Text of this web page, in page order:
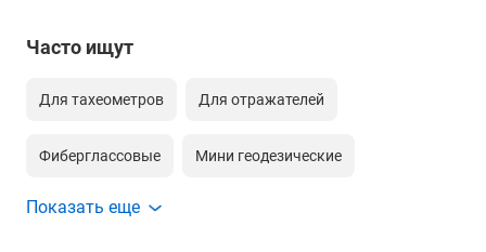
Часто ищут
Для тахеометров Для отражателей
Фиберглассовые Мини геодезические
Для gnss Сборные геодезические
Показать еще